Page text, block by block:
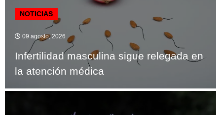
NOTICIAS
09 agosto, 2026
Infertilidad masculina sigue relegada en
la atención médica